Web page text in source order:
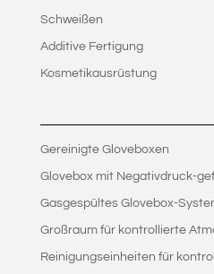
Schweißen
Additive Fertigung
Kosmetikausrüstung
Gereinigte Gloveboxen
Glovebox mit Negativdruck-
Gasgespültes Glovebox-
Großraum für kontrollierte
Reinigungseinheiten für